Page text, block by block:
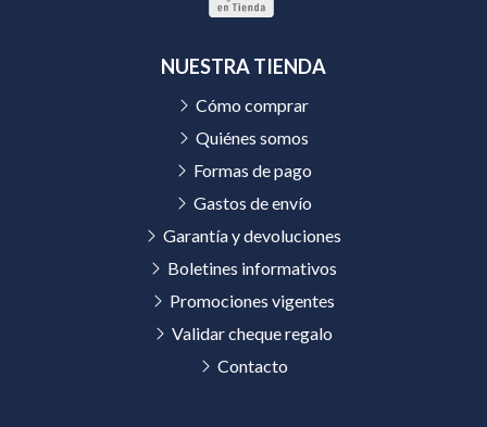
NUESTRA TIENDA
Cómo comprar
Quiénes somos
Formas de pago
Gastos de envío
Garantía y devoluciones
Boletines informativos
Promociones vigentes
Validar cheque regalo
Contacto